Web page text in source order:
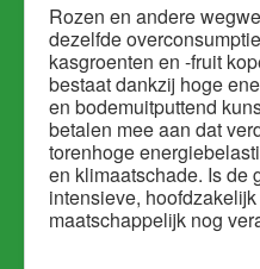
Rozen en andere
dezelfde
kasgroenten en -fruit
bestaat dankzij hoge
en bodemuitputtend
betalen mee aan dat
torenhoge
en klimaatschade. Is de
intensieve,
maatschappelijk nog